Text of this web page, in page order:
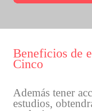
Beneficios de
Cinco
Además tener
estudios,